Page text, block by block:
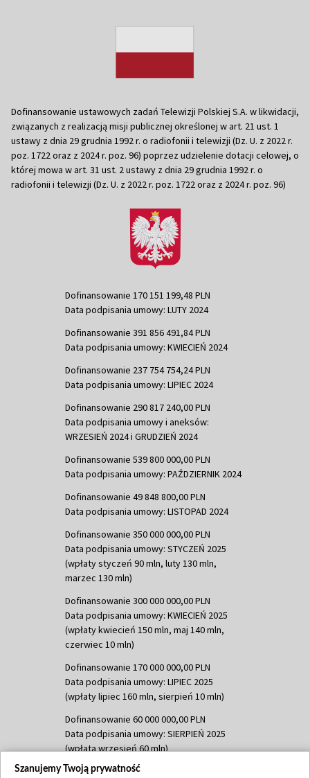
Dofinansowanie ustawowych zadań Telewizji Polskiej S.A. w likwidacji,
związanych z realizacją misji publicznej określonej w art. 21 ust. 1
ustawy z dnia 29 grudnia 1992 r. o radiofonii i telewizji (Dz. U. z 2022 r.
poz. 1722 oraz z 2024 r. poz. 96) poprzez udzielenie dotacji celowej, o
której mowa w art. 31 ust. 2 ustawy z dnia 29 grudnia 1992 r. o
radiofonii i telewizji (Dz. U. z 2022 r. poz. 1722 oraz z 2024 r. poz. 96)
Dofinansowanie 170 151 199,48 PLN
Data podpisania umowy: LUTY 2024
Dofinansowanie 391 856 491,84 PLN
Data podpisania umowy: KWIECIEŃ 2024
Dofinansowanie 237 754 754,24 PLN
Data podpisania umowy: LIPIEC 2024
Dofinansowanie 290 817 240,00 PLN
Data podpisania umowy i aneksów:
WRZESIEŃ 2024 i GRUDZIEŃ 2024
Dofinansowanie 539 800 000,00 PLN
Data podpisania umowy: PAŹDZIERNIK 2024
Dofinansowanie 49 848 800,00 PLN
Data podpisania umowy: LISTOPAD 2024
Dofinansowanie 350 000 000,00 PLN
Data podpisania umowy: STYCZEŃ 2025
(wpłaty styczeń 90 mln, luty 130 mln,
marzec 130 mln)
Dofinansowanie 300 000 000,00 PLN
Data podpisania umowy: KWIECIEŃ 2025
(wpłaty kwiecień 150 mln, maj 140 mln,
czerwiec 10 mln)
Dofinansowanie 170 000 000,00 PLN
Data podpisania umowy: LIPIEC 2025
(wpłaty lipiec 160 mln, sierpień 10 mln)
Dofinansowanie 60 000 000,00 PLN
Data podpisania umowy: SIERPIEŃ 2025
(wpłata wrzesień 60 mln)
Dofinansowanie 635 783 051,21 PLN
Szanujemy Twoją prywatność